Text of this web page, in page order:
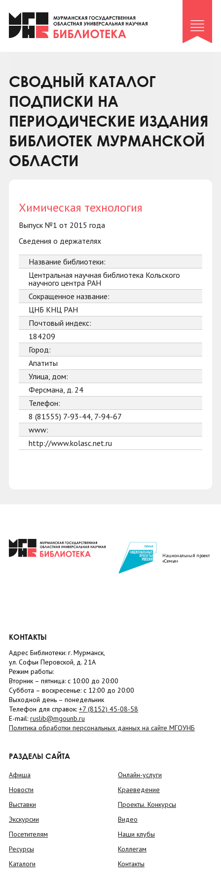
Клуб «Гиря и сельдерей»
Клуб «Семейный архив»
Коллегам
Контакты
СВОДНЫЙ КАТАЛОГ
ПОДПИСКИ НА
ПЕРИОДИЧЕСКИЕ ИЗДАНИЯ
БИБЛИОТЕК МУРМАНСКОЙ
ОБЛАСТИ
Химическая технология
Выпуск №1 от 2015 года
Сведения о держателях
Название библиотеки:
Центральная научная библиотека Кольского
научного центра РАН
Сокращенное название:
ЦНБ КНЦ РАН
Почтовый индекс:
184209
Город:
Апатиты
Улица, дом:
Ферсмана, д. 24
Телефон:
8 (81555) 7-93-44, 7-94-67
www:
http://www.kolasc.net.ru
Национальный проект
«Семья»
КОНТАКТЫ
Адрес Библиотеки: г. Мурманск,
ул. Софьи Перовской, д. 21А
Режим работы:
Вторник – пятница: с 10:00 до 20:00
Суббота – воскресенье: c 12:00 до 20:00
Выходной день – понедельник
Телефон для справок: +7 (8152) 45-08-58
E-mail: ruslib@mgounb.ru
Политика обработки персональных данных на сайте МГОУНБ
РАЗДЕЛЫ САЙТА
Афиша
Новости
Выставки
Экскурсии
Посетителям
Ресурсы
Каталоги
Онлайн-услуги
Краеведение
Проекты. Конкурсы
Видео
Наши клубы
Коллегам
Контакты